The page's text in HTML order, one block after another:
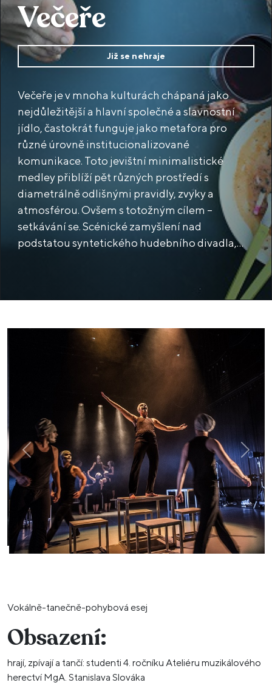
Večeře
Již se nehraje
Večeře je v mnoha kulturách chápaná jako
nejdůležitější a hlavní společné a slavnostní
jídlo, častokrát funguje jako metafora pro
různé úrovně institucionalizované
komunikace. Toto jevištní minimalistické
medley přiblíží pět různých prostředí s
diametrálně odlišnými pravidly, zvyky a
atmosférou. Ovšem s totožným cílem –
setkávání se. Scénické zamyšlení nad
podstatou syntetického hudebního divadla,
rovnocenný vyjadřovací prostředek bez ohledu
na stereotypizované znakové systémy jako je
Previous Next
Vokálně-tanečně-pohybová esej
Obsazení:
hrají, zpívají a tančí: studenti 4. ročníku Ateliéru muzikálového
herectví MgA. Stanislava Slováka